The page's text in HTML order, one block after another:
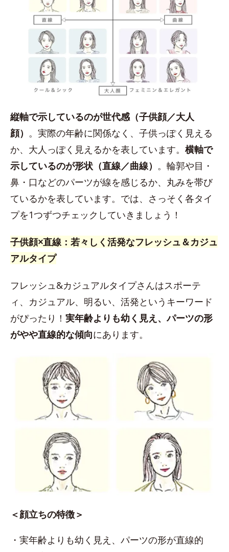
縦軸で示しているのが世代感（子供顔／大人
顔） 。実際の年齢に関係なく、子供っぽく見える
か、大人っぽく見えるかを表しています。 横軸で
示しているのが形状（直線／曲線） 。輪郭や目・
鼻・口などのパーツが線を感じるか、丸みを帯び
ているかを表しています。では、さっそく各タイ
プを1つずつチェックしていきましょう！
子供顔×直線：若々しく活発なフレッシュ＆カジュ
アルタイプ
フレッシュ&カジュアルタイプさんはスポーテ
ィ、カジュアル、明るい、活発というキーワード
がぴったり！ 実年齢よりも幼く見え、パーツの形
がやや直線的な傾向にあります。
＜顔立ちの特徴＞
・実年齢よりも幼く見え、パーツの形が直線的